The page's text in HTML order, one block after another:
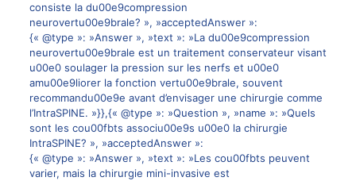
consiste la du00e9compression
neurovertu00e9brale? », »acceptedAnswer »:
{« @type »: »Answer », »text »: »La du00e9compression
neurovertu00e9brale est un traitement conservateur visant
u00e0 soulager la pression sur les nerfs et u00e0
amu00e9liorer la fonction vertu00e9brale, souvent
recommandu00e9e avant d’envisager une chirurgie comme
l’IntraSPINE. »}},{« @type »: »Question », »name »: »Quels
sont les cou00fbts associu00e9s u00e0 la chirurgie
IntraSPINE? », »acceptedAnswer »:
{« @type »: »Answer », »text »: »Les cou00fbts peuvent
varier, mais la chirurgie mini-invasive est